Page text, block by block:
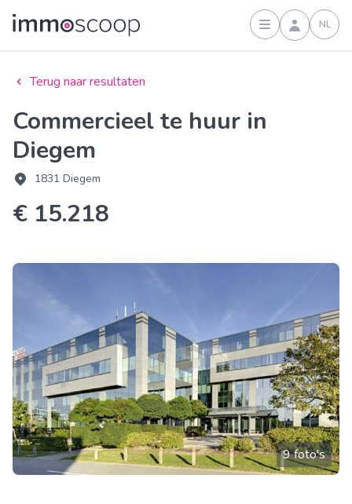
Inloggen
NL
Terug naar resultaten
Commercieel te huur in
Diegem
1831 Diegem
€ 15.218
9 foto's